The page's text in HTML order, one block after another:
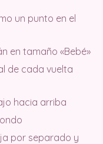
un punto en el
en tamaño «Bebé»
de cada vuelta
hacia arriba
por separado y